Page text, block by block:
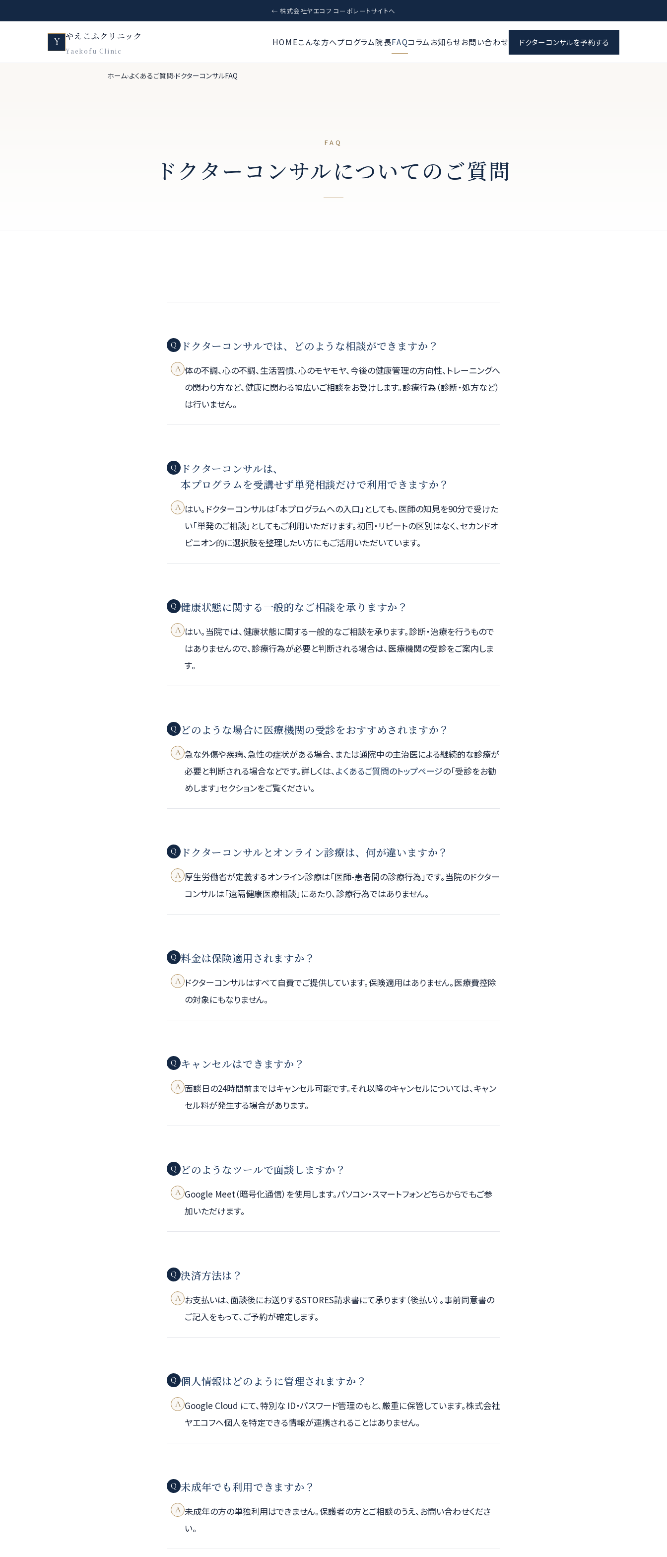
← 株式会社ヤエコフ コーポレートサイトへ
Y やえこふクリニック
Yaekofu Clinic
HOMEこんな方へプログラム院長FAQコラムお知らせお問い合わせ ドクターコンサルを予約する
ホーム よくあるご質問 ドクターコンサルFAQ
FAQ
ドクターコンサルについてのご質問
Q ドクターコンサルでは、どのような相談ができますか？
A 体の不調、心の不調、生活習慣、心のモヤモヤ、今後の健康管理の方向性、トレーニングへ
の関わり方など、健康に関わる幅広いご相談をお受けします。診療行為（診断・処方など）
は行いません。
Q
ドクターコンサルは、
本プログラムを受講せず単発相談だけで利用できますか？
A はい。ドクターコンサルは「本プログラムへの入口」としても、医師の知見を90分で受けた
い「単発のご相談」としてもご利用いただけます。初回・リピートの区別はなく、セカンドオ
ピニオン的に選択肢を整理したい方にもご活用いただいています。
Q 健康状態に関する一般的なご相談を承りますか？
A はい。当院では、健康状態に関する一般的なご相談を承ります。診断・治療を行うもので
はありませんので、診療行為が必要と判断される場合は、医療機関の受診をご案内しま
す。
Q どのような場合に医療機関の受診をおすすめされますか？
A 急な外傷や疾病、急性の症状がある場合、または通院中の主治医による継続的な診療が
必要と判断される場合などです。詳しくは、よくあるご質問のトップページの「受診をお勧
めします」セクションをご覧ください。
Q ドクターコンサルとオンライン診療は、何が違いますか？
A 厚生労働省が定義するオンライン診療は「医師-患者間の診療行為」です。当院のドクター
コンサルは「遠隔健康医療相談」にあたり、診療行為ではありません。
Q 料金は保険適用されますか？
A ドクターコンサルはすべて自費でご提供しています。保険適用はありません。医療費控除
の対象にもなりません。
Q キャンセルはできますか？
A 面談日の24時間前まではキャンセル可能です。それ以降のキャンセルについては、キャン
セル料が発生する場合があります。
Q どのようなツールで面談しますか？
A Google Meet（暗号化通信）を使用します。パソコン・スマートフォンどちらからでもご参
加いただけます。
Q 決済方法は？
A お支払いは、面談後にお送りするSTORES請求書にて承ります（後払い）。事前同意書の
ご記入をもって、ご予約が確定します。
Q 個人情報はどのように管理されますか？
A Google Cloud にて、特別な ID・パスワード管理のもと、厳重に保管しています。株式会社
ヤエコフへ個人を特定できる情報が連携されることはありません。
Q 未成年でも利用できますか？
A 未成年の方の単独利用はできません。保護者の方とご相談のうえ、お問い合わせくださ
い。